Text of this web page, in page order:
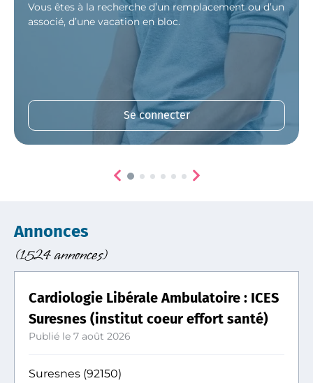
Vous êtes à la recherche d’un remplacement ou d’un
associé, d’une vacation en bloc.
Se connecter
Annonces
(1524 annonces)
Cardiologie Libérale Ambulatoire : ICES
Suresnes (institut coeur effort santé)
Publié le 7 août 2026
Suresnes (92150)